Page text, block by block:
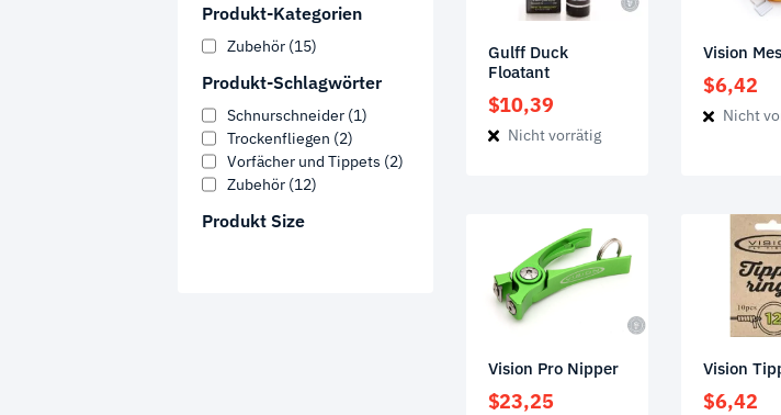
Produkt-Kategorien
Zubehör (15)
Produkt-Schlagwörter
Schnurschneider (1)
Trockenfliegen (2)
Vorfächer und Tippets (2)
Zubehör (12)
Produkt Size
Gulff Duck
Floatant
$10,39
Nicht vorrätig
Vision
$6,42
Nicht
Vision Pro Nipper
$23,25
Vision
$6,42